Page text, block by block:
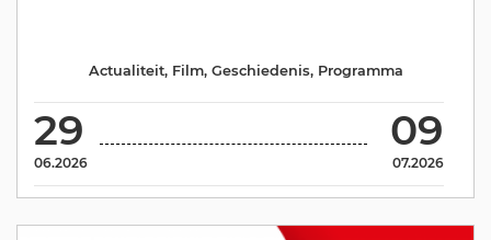
29
06.2026
09
07.2026
Actualiteit, Film, Geschiedenis, Programma